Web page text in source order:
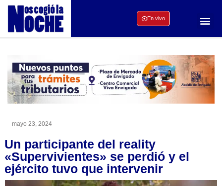
En vivo
mayo 23, 2024
Un participante del reality
«Supervivientes» se perdió y el
ejército tuvo que intervenir